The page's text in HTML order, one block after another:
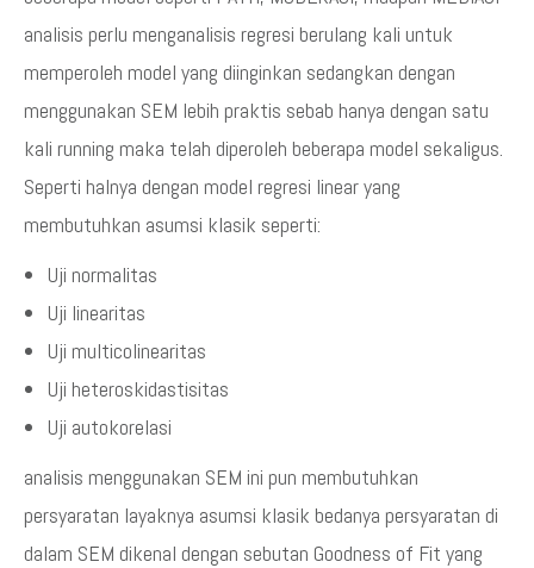
analisis perlu menganalisis regresi berulang kali untuk
memperoleh model yang diinginkan sedangkan dengan
menggunakan SEM lebih praktis sebab hanya dengan satu
kali running maka telah diperoleh beberapa model sekaligus.
Seperti halnya dengan model regresi linear yang
membutuhkan asumsi klasik seperti:
Uji normalitas
Uji linearitas
Uji multicolinearitas
Uji heteroskidastisitas
Uji autokorelasi
analisis menggunakan SEM ini pun membutuhkan
persyaratan layaknya asumsi klasik bedanya persyaratan di
dalam SEM dikenal dengan sebutan Goodness of Fit yang